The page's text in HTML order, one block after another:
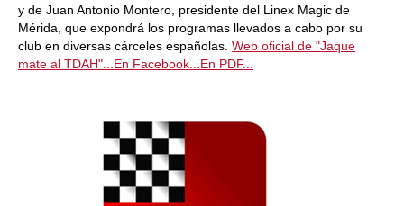
y de Juan Antonio Montero, presidente del Linex Magic de
Mérida, que expondrá los programas llevados a cabo por su
club en diversas cárceles españolas. Web oficial de "Jaque
mate al TDAH"... En Facebook... En PDF...